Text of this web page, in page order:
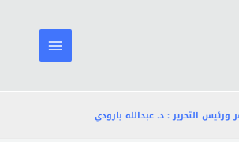
ورئيس التحرير : د. عبدالله بارودي